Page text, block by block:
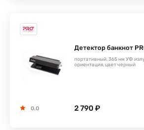
0.0
Детектор банкнот
портативный, 365 нм УФ
ориентация, цвет черный
2 790 ₽